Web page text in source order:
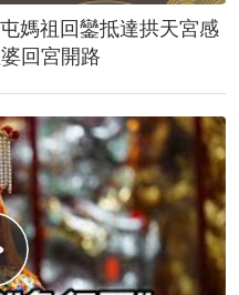
媽祖回鑾抵達拱天宮感
回宮開路